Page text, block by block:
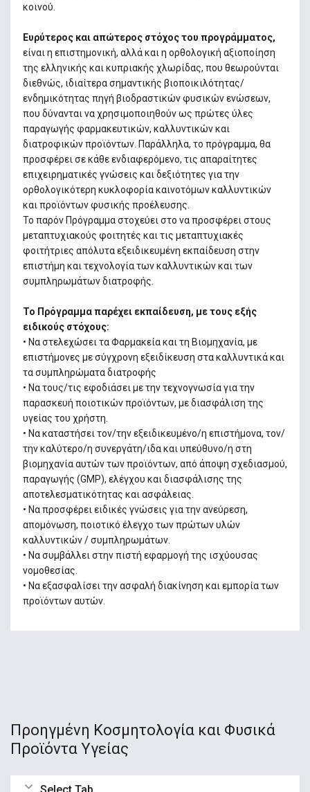
κοινού.
Ευρύτερος και απώτερος στόχος του προγράμματος,
είναι η επιστημονική, αλλά και η ορθολογική αξιοποίηση
της ελληνικής και κυπριακής χλωρίδας, που θεωρούνται
διεθνώς, ιδιαίτερα σημαντικής βιοποικιλότητας/
ενδημικότητας πηγή βιοδραστικών φυσικών ενώσεων,
που δύνανται να χρησιμοποιηθούν ως πρώτες ύλες
παραγωγής φαρμακευτικών, καλλυντικών και
διατροφικών προϊόντων. Παράλληλα, το πρόγραμμα, θα
προσφέρει σε κάθε ενδιαφερόμενο, τις απαραίτητες
επιχειρηματικές γνώσεις και δεξιότητες για την
ορθολογικότερη κυκλοφορία καινοτόμων καλλυντικών
και προϊόντων φυσικής προέλευσης.
Το παρόν Πρόγραμμα στοχεύει στο να προσφέρει στους
μεταπτυχιακούς φοιτητές και τις μεταπτυχιακές
φοιτήτριες απόλυτα εξειδικευμένη εκπαίδευση στην
επιστήμη και τεχνολογία των καλλυντικών και των
συμπληρωμάτων διατροφής.
Το Πρόγραμμα παρέχει εκπαίδευση, με τους εξής
ειδικούς στόχους:
• Να στελεχώσει τα Φαρμακεία και τη Βιομηχανία, με
επιστήμονες με σύγχρονη εξειδίκευση στα καλλυντικά και
τα συμπληρώματα διατροφής
• Να τους/τις εφοδιάσει με την τεχνογνωσία για την
παρασκευή ποιοτικών προϊόντων, με διασφάλιση της
υγείας του χρήστη.
• Να καταστήσει τον/την εξειδικευμένο/η επιστήμονα, τον/
την καλύτερο/η συνεργάτη/ιδα και υπεύθυνο/η στη
βιομηχανία αυτών των προϊόντων, από άποψη σχεδιασμού,
παραγωγής (GMP), ελέγχου και διασφάλισης της
αποτελεσματικότητας και ασφάλειας.
• Να προσφέρει ειδικές γνώσεις για την ανεύρεση,
απομόνωση, ποιοτικό έλεγχο των πρώτων υλών
καλλυντικών / συμπληρωμάτων.
• Να συμβάλλει στην πιστή εφαρμογή της ισχύουσας
νομοθεσίας.
• Να εξασφαλίσει την ασφαλή διακίνηση και εμπορία των
προϊόντων αυτών.
Προηγμένη Κοσμητολογία και Φυσικά
Προϊόντα Υγείας